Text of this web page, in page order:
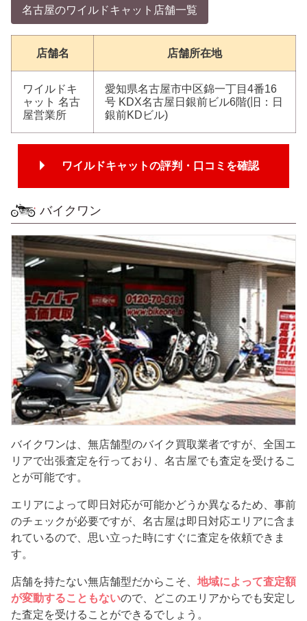
名古屋のワイルドキャット店舗一覧
店舗名 店舗所在地
ワイルドキ
ャット 名古
屋営業所
愛知県名古屋市中区錦一丁目4番16
号 KDX名古屋日銀前ビル6階(旧：日
銀前KDビル)
ワイルドキャットの評判・口コミを確認
バイクワン
バイクワンは、無店舗型のバイク買取業者ですが、全国エ
リアで出張査定を行っており、名古屋でも査定を受けるこ
とが可能です。
エリアによって即日対応が可能かどうか異なるため、事前
のチェックが必要ですが、名古屋は即日対応エリアに含ま
れているので、思い立った時にすぐに査定を依頼できま
す。
店舗を持たない無店舗型だからこそ、 地域によって査定額
が変動することもないので、どこのエリアからでも安定し
た査定を受けることができるでしょう。